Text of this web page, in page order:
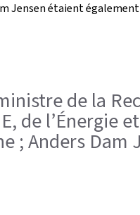
Jensen étaient
de la
de l’Énergie
; Anders Dam